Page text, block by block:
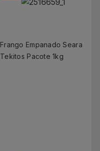
Frango Empanado Seara
Tekitos Pacote 1kg